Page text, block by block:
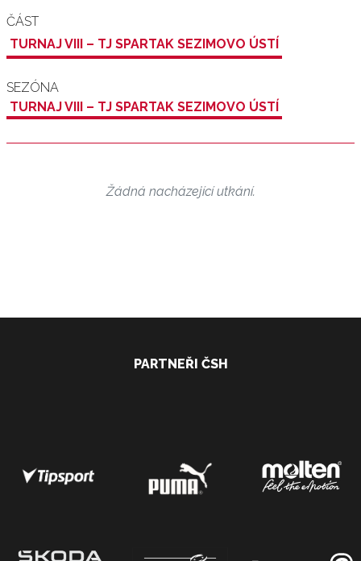
ČÁST
TURNAJ VIII – TJ SPARTAK SEZIMOVO ÚSTÍ
SEZÓNA
TURNAJ VIII – TJ SPARTAK SEZIMOVO ÚSTÍ
Žádná nacházející utkání.
PARTNEŘI ČSH